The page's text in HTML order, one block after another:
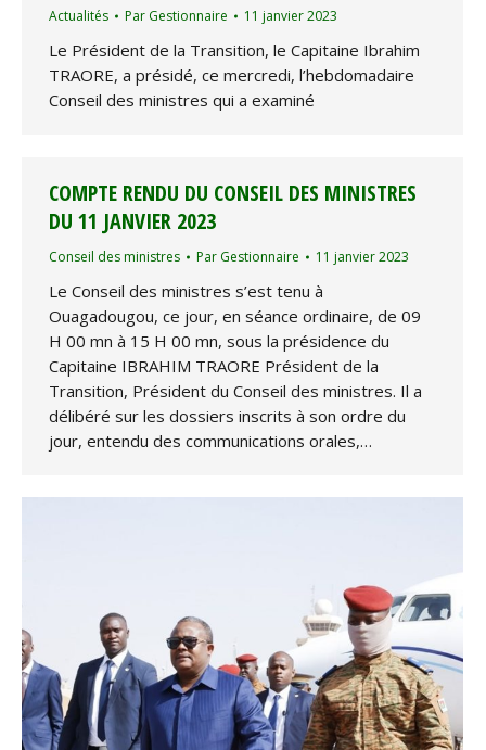
Actualités Par Gestionnaire 11 janvier 2023
Le Président de la Transition, le Capitaine Ibrahim
TRAORE, a présidé, ce mercredi, l’hebdomadaire
Conseil des ministres qui a examiné
COMPTE RENDU DU CONSEIL DES MINISTRES
DU 11 JANVIER 2023
Conseil des ministres Par Gestionnaire 11 janvier 2023
Le Conseil des ministres s’est tenu à
Ouagadougou, ce jour, en séance ordinaire, de 09
H 00 mn à 15 H 00 mn, sous la présidence du
Capitaine IBRAHIM TRAORE Président de la
Transition, Président du Conseil des ministres. Il a
délibéré sur les dossiers inscrits à son ordre du
jour, entendu des communications orales,…